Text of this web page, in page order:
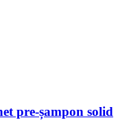
pre-​șampon solid